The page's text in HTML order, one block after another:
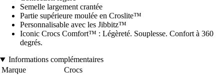
Semelle largement crantée
Partie supérieure moulée en Croslite™
Personnalisable avec les Jibbitz™
Iconic Crocs Comfort™ : Légèreté. Souplesse. Confort à 360
degrés.
Informations complémentaires
Marque
Crocs